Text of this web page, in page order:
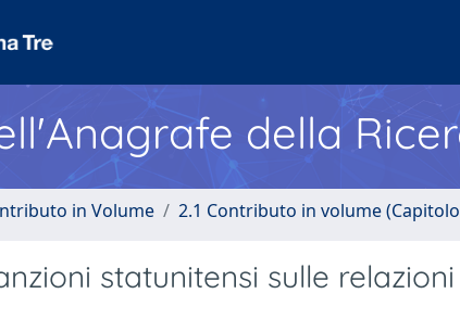
della
in Volume 2.1 Contributo in volume
statunitensi sulle